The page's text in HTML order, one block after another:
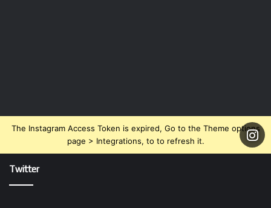
The Instagram Access Token is expired, Go to the Theme options
page > Integrations, to to refresh it.
Twitter